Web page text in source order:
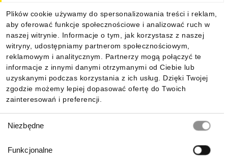
Plików cookie używamy do spersonalizowania treści i reklam,
aby oferować funkcje społecznościowe i analizować ruch w
naszej witrynie. Informacje o tym, jak korzystasz z naszej
witryny, udostępniamy partnerom społecznościowym,
reklamowym i analitycznym. Partnerzy mogą połączyć te
informacje z innymi danymi otrzymanymi od Ciebie lub
uzyskanymi podczas korzystania z ich usług. Dzięki Twojej
zgodzie możemy lepiej dopasować ofertę do Twoich
zainteresowań i preferencji.
zgody
Niezbędne
Funkcjonalne
Informacje
Pobierz naszą aplikację mobilną: